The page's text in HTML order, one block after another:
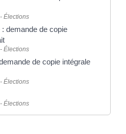
Élections
demande de copie
Élections
de copie intégrale
Élections
Élections